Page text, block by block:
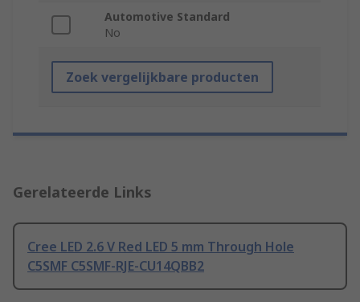
Automotive Standard
No
Zoek vergelijkbare producten
Gerelateerde Links
Cree LED 2.6 V Red LED 5 mm Through Hole
C5SMF C5SMF-RJE-CU14QBB2